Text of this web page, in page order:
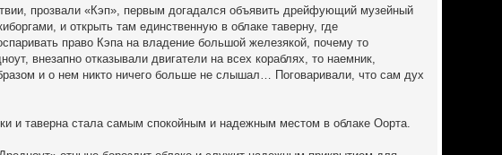
прозвали «Кэп», первым догадался объявить дрейфующий музейный
и открыть там единственную в облаке таверну, где
право Кэпа на владение большой железякой, почему то
внезапно отказывали двигатели на всех кораблях, то наемник,
и о нем никто ничего больше не слышал… Поговаривали, что сам дух
и таверна стала самым спокойным и надежным местом в облаке Оорта.